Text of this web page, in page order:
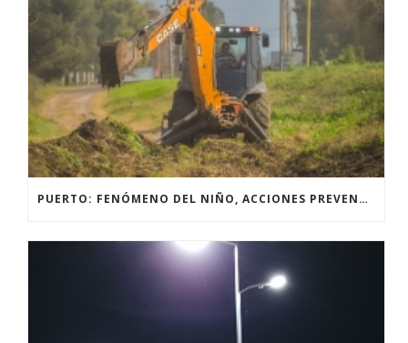
PUERTO: FENÓMENO DEL NIÑO, ACCIONES PREVENTIVAS Y OBRAS.